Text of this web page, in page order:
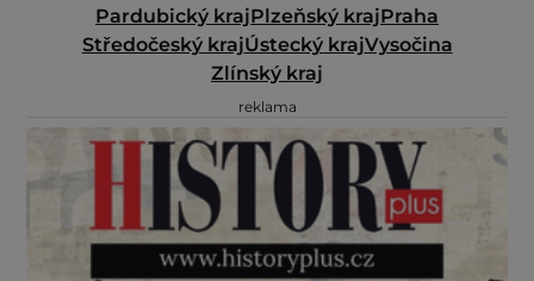
Pardubický krajPlzeňský krajPraha
Středočeský krajÚstecký krajVysočina
Zlínský kraj
reklama